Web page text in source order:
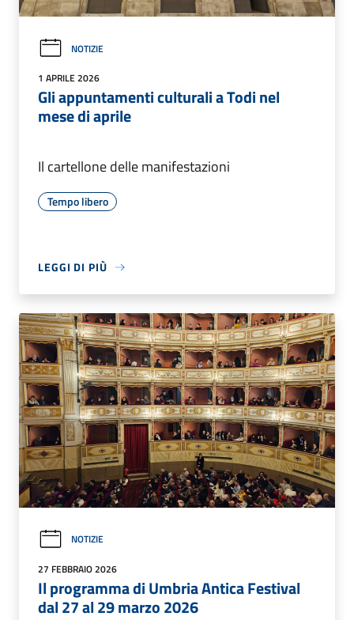
NOTIZIE
1 APRILE 2026
Gli appuntamenti culturali a Todi nel
mese di aprile
Il cartellone delle manifestazioni
Tempo libero
LEGGI DI PIÙ
NOTIZIE
27 FEBBRAIO 2026
Il programma di Umbria Antica Festival
dal 27 al 29 marzo 2026